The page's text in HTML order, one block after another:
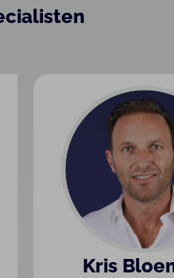
Kris